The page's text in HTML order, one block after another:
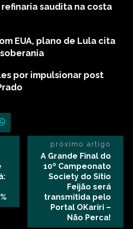
saudita na costa
EUA, plano de Lula cita
por impulsionar post
próximo artigo
A Grande Final do
10º Campeonato
Society do Sítio
Feijão será
transmitida pelo
Portal OKariri –
Não Perca!